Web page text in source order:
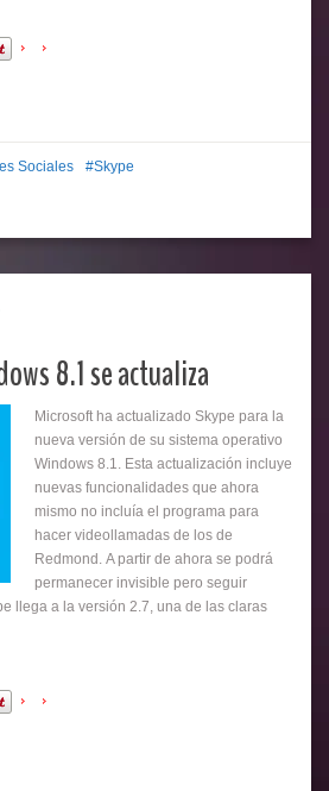
Sociales
Skype
8.1 se actualiza
Microsoft ha actualizado Skype para la
nueva versión de su sistema operativo
Windows 8.1. Esta actualización incluye
nuevas funcionalidades que ahora
mismo no incluía el programa para
hacer videollamadas de los de
Redmond. A partir de ahora se podrá
permanecer invisible pero seguir
llega a la versión 2.7, una de las claras